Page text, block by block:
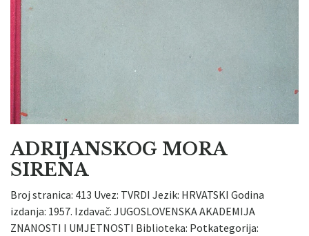
ADRIJANSKOG MORA
SIRENA
Broj stranica: 413 Uvez: TVRDI Jezik: HRVATSKI Godina
izdanja: 1957. Izdavač: JUGOSLOVENSKA AKADEMIJA
ZNANOSTI I UMJETNOSTI Biblioteka: Potkategorija: